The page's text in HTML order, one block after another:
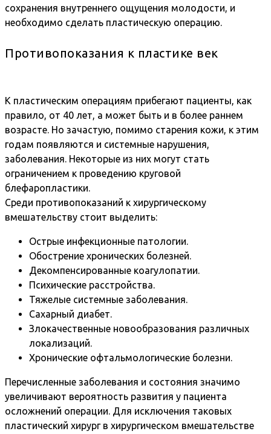
сохранения внутреннего ощущения молодости, и
необходимо сделать пластическую операцию.
Противопоказания к пластике век
К пластическим операциям прибегают пациенты, как
правило, от 40 лет, а может быть и в более раннем
возрасте. Но зачастую, помимо старения кожи, к этим
годам появляются и системные нарушения,
заболевания. Некоторые из них могут стать
ограничением к проведению круговой
блефаропластики.
Среди противопоказаний к хирургическому
вмешательству стоит выделить:
Острые инфекционные патологии.
Обострение хронических болезней.
Декомпенсированные коагулопатии.
Психические расстройства.
Тяжелые системные заболевания.
Сахарный диабет.
Злокачественные новообразования различных
локализаций.
Хронические офтальмологические болезни.
Перечисленные заболевания и состояния значимо
увеличивают вероятность развития у пациента
осложнений операции. Для исключения таковых
пластический хирург в хирургическом вмешательстве